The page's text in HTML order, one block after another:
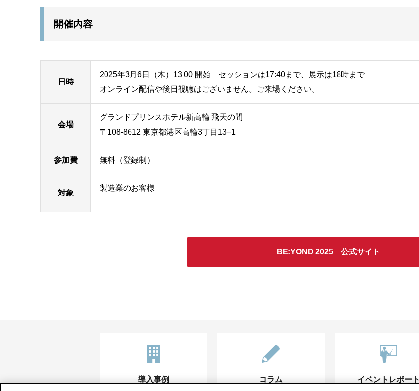
開催内容
日時
2025年3月6日（木）13:00 開始 セッションは17:40まで、展示は18時まで
オンライン配信や後日視聴はございません。ご来場ください。
会場
グランドプリンスホテル新高輪 飛天の間
〒108-8612 東京都港区高輪3丁目13−1
参加費 無料（登録制）
対象
製造業のお客様
BE:YOND 2025 公式サイト
導入事例 コラム イベントレポート